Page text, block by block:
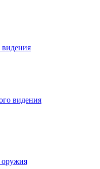
видения